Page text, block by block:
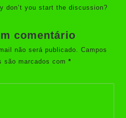
don’t you start the discussion?
comentário
não será publicado.
Campos
são marcados com *